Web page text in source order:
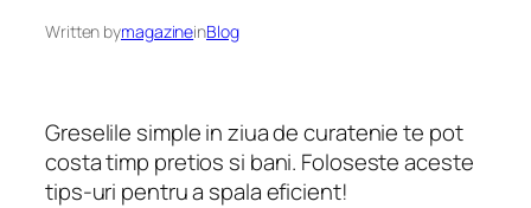
Written bymagazineinBlog
Greselile simple in ziua de curatenie te pot
costa timp pretios si bani. Foloseste aceste
tips-uri pentru a spala eficient!